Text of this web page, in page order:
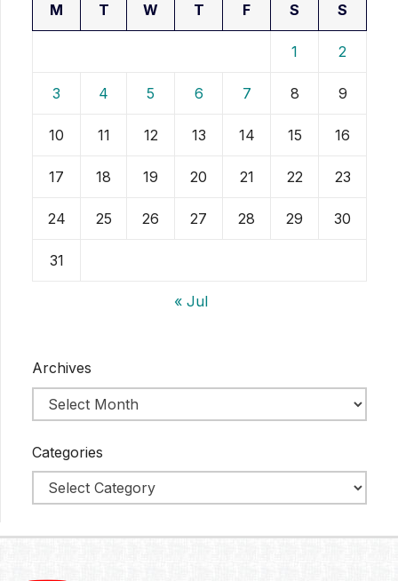
M T W T F S S
1 2
3 4 5 6 7 8 9
10 11 12 13 14 15 16
17 18 19 20 21 22 23
24 25 26 27 28 29 30
31
« Jul
Archives
Categories